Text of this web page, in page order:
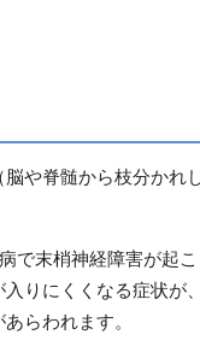
や脊髄から枝分かれ
で末梢神経障害が起
りにくくなる症状が
らわれます。